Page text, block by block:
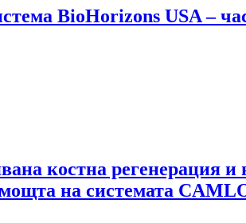
BioHorizons USA –
костна регенерация
на системата